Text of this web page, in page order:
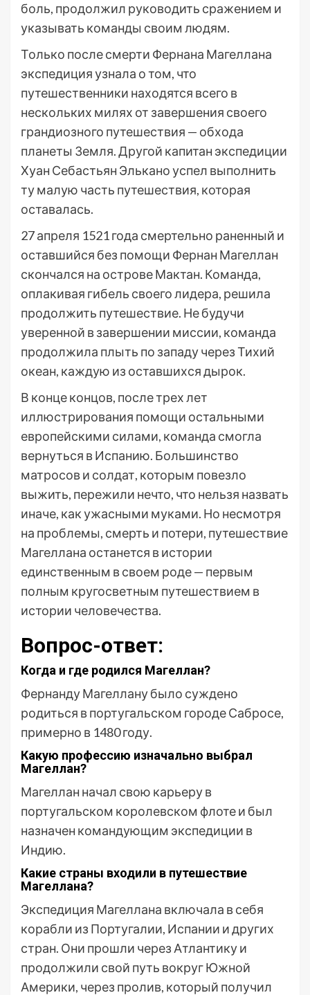
боль, продолжил руководить сражением и
указывать команды своим людям.
Только после смерти Фернана Магеллана
экспедиция узнала о том, что
путешественники находятся всего в
нескольких милях от завершения своего
грандиозного путешествия — обхода
планеты Земля. Другой капитан экспедиции
Хуан Себастьян Элькано успел выполнить
ту малую часть путешествия, которая
оставалась.
27 апреля 1521 года смертельно раненный и
оставшийся без помощи Фернан Магеллан
скончался на острове Мактан. Команда,
оплакивая гибель своего лидера, решила
продолжить путешествие. Не будучи
уверенной в завершении миссии, команда
продолжила плыть по западу через Тихий
океан, каждую из оставшихся дырок.
В конце концов, после трех лет
иллюстрирования помощи остальными
европейскими силами, команда смогла
вернуться в Испанию. Большинство
матросов и солдат, которым повезло
выжить, пережили нечто, что нельзя назвать
иначе, как ужасными муками. Но несмотря
на проблемы, смерть и потери, путешествие
Магеллана останется в истории
единственным в своем роде — первым
полным кругосветным путешествием в
истории человечества.
Вопрос-ответ:
Когда и где родился Магеллан?
Фернанду Магеллану было суждено
родиться в португальском городе Сабросе,
примерно в 1480 году.
Какую профессию изначально выбрал
Магеллан?
Магеллан начал свою карьеру в
португальском королевском флоте и был
назначен командующим экспедиции в
Индию.
Какие страны входили в путешествие
Магеллана?
Экспедиция Магеллана включала в себя
корабли из Португалии, Испании и других
стран. Они прошли через Атлантику и
продолжили свой путь вокруг Южной
Америки, через пролив, который получил